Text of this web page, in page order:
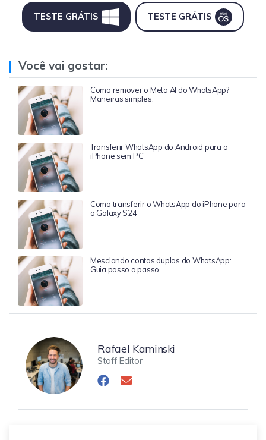
TESTE GRÁTIS TESTE GRÁTIS
Você vai gostar:
Como remover o Meta AI do WhatsApp?
Maneiras simples.
Transferir WhatsApp do Android para o
iPhone sem PC
Como transferir o WhatsApp do iPhone para
o Galaxy S24
Mesclando contas duplas do WhatsApp:
Guia passo a passo
Rafael Kaminski
Staff Editor